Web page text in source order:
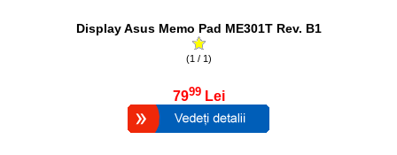
Display Asus Memo Pad ME301T Rev. B1
(1 / 1)
7999 Lei